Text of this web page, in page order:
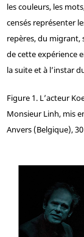
les couleurs, les
censés représenter
repères, du migrant,
de cette expérience
la suite et à l’instar
Figure 1. L’acteur
Monsieur Linh, mis
Anvers (Belgique),